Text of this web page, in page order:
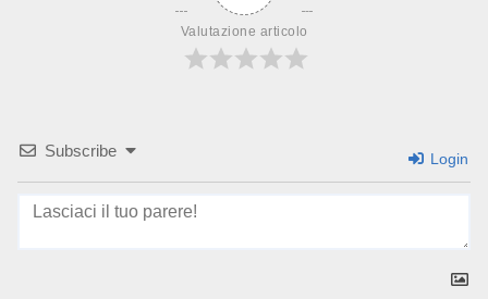
Valutazione articolo
Subscribe Login